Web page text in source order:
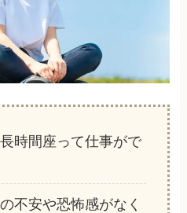
時間座って仕事がで
不安や恐怖感がなく